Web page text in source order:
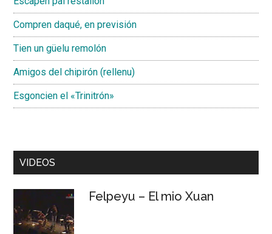
Compren daqué, en previsión
Tien un güelu remolón
Amigos del chipirón (rellenu)
Esgoncien el «Trinitrón»
VIDEOS
Felpeyu – El mio Xuan